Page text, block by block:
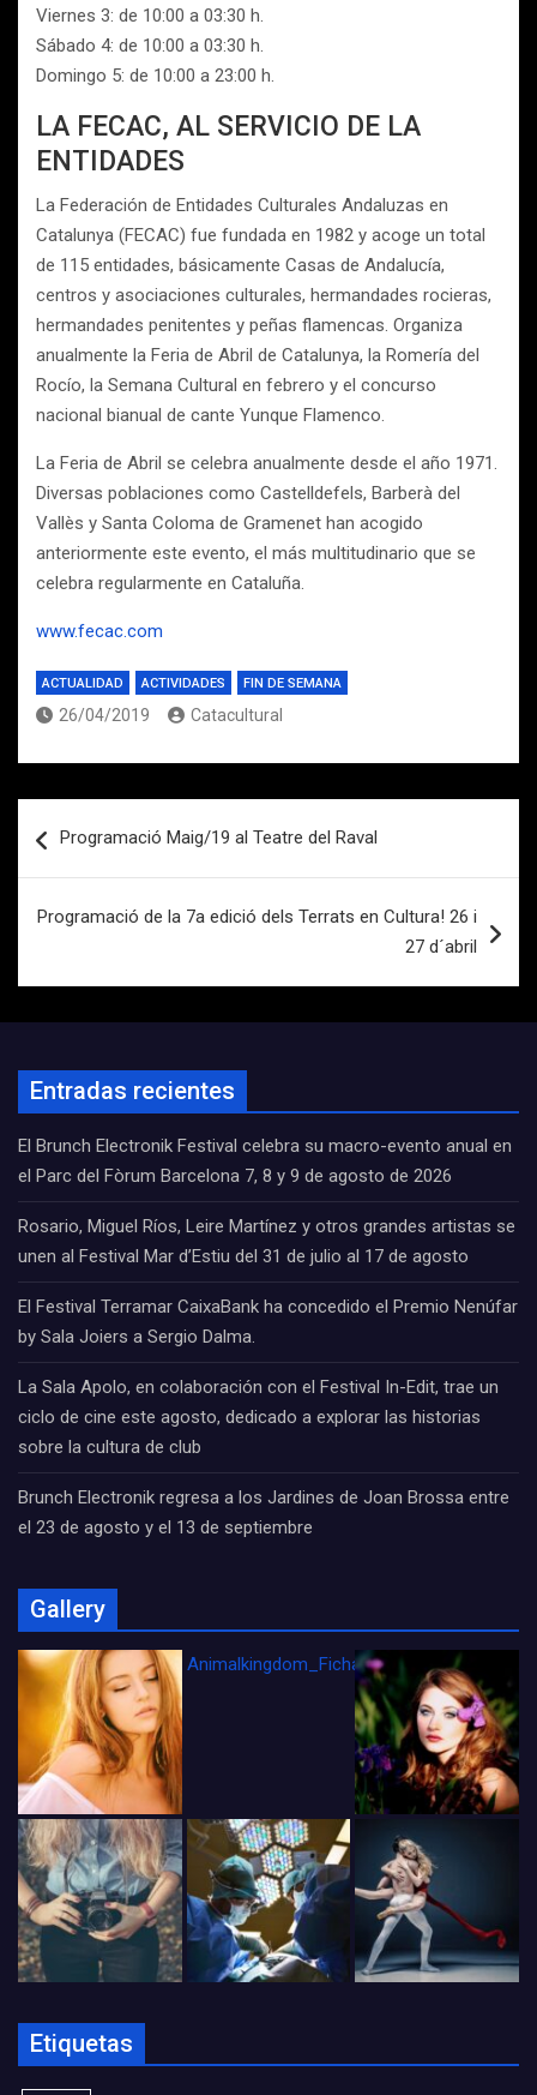
Viernes 3: de 10:00 a 03:30 h.
Sábado 4: de 10:00 a 03:30 h.
Domingo 5: de 10:00 a 23:00 h.
LA FECAC, AL SERVICIO DE LA
ENTIDADES
La Federación de Entidades Culturales Andaluzas en
Catalunya (FECAC) fue fundada en 1982 y acoge un total
de 115 entidades, básicamente Casas de Andalucía,
centros y asociaciones culturales, hermandades rocieras,
hermandades penitentes y peñas flamencas. Organiza
anualmente la Feria de Abril de Catalunya, la Romería del
Rocío, la Semana Cultural en febrero y el concurso
nacional bianual de cante Yunque Flamenco.
La Feria de Abril se celebra anualmente desde el año 1971.
Diversas poblaciones como Castelldefels, Barberà del
Vallès y Santa Coloma de Gramenet han acogido
anteriormente este evento, el más multitudinario que se
celebra regularmente en Cataluña.
www.fecac.com
ACTUALIDAD ACTIVIDADES FIN DE SEMANA
26/04/2019 Catacultural
de
Programació Maig/19 al Teatre del Raval
Programació de la 7a edició dels Terrats en Cultura! 26 i
27 d´abril
Entradas recientes
El Brunch Electronik Festival celebra su macro-evento anual en
el Parc del Fòrum Barcelona 7, 8 y 9 de agosto de 2026
Rosario, Miguel Ríos, Leire Martínez y otros grandes artistas se
unen al Festival Mar d’Estiu del 31 de julio al 17 de agosto
El Festival Terramar CaixaBank ha concedido el Premio Nenúfar
by Sala Joiers a Sergio Dalma.
La Sala Apolo, en colaboración con el Festival In-Edit, trae un
ciclo de cine este agosto, dedicado a explorar las historias
sobre la cultura de club
Brunch Electronik regresa a los Jardines de Joan Brossa entre
el 23 de agosto y el 13 de septiembre
Gallery
Animalkingdom_FichaCine
Etiquetas